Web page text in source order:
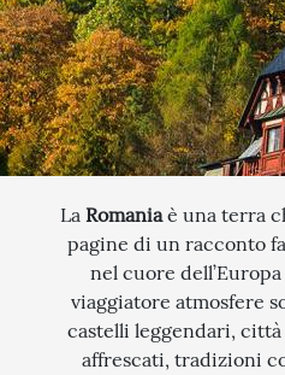
La Romaniaè una terra
pagine di un racconto
nel cuore
viaggiatore atmosfere
castelli leggendari,
affrescati, tradizioni
PONTE DI
SOGGIORNO
TOUR
TRATTI DI
I LUOGHI
CERCA IL